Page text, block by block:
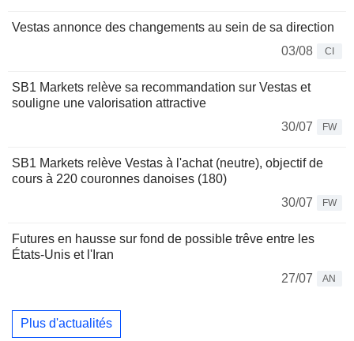
Vestas annonce des changements au sein de sa direction
03/08
CI
SB1 Markets relève sa recommandation sur Vestas et
souligne une valorisation attractive
30/07
FW
SB1 Markets relève Vestas à l'achat (neutre), objectif de
cours à 220 couronnes danoises (180)
30/07
FW
Futures en hausse sur fond de possible trêve entre les
États-Unis et l'Iran
27/07
AN
Plus d'actualités